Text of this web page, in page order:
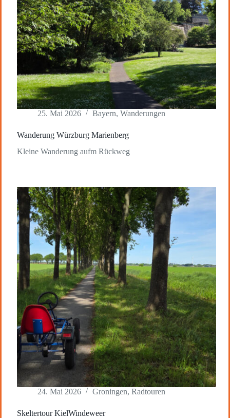
25. Mai 2026 Bayern, Wanderungen
Wanderung Würzburg Marienberg
Kleine Wanderung aufm Rückweg
24. Mai 2026 Groningen, Radtouren
Skeltertour KielWindeweer